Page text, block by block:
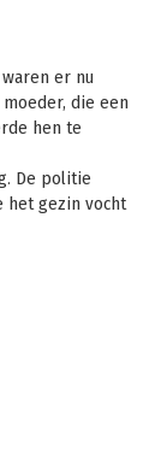
er nu
die een
hen te
De politie
het gezin vocht